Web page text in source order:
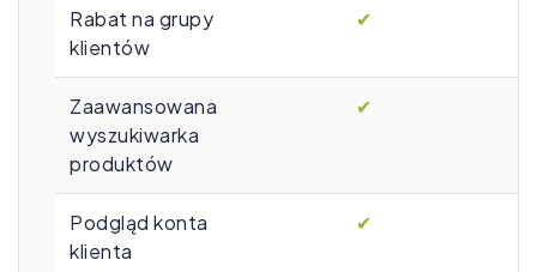
Rabat na grupy
klientów
✔
Zaawansowana
wyszukiwarka
produktów
✔
Podgląd konta
klienta
✔